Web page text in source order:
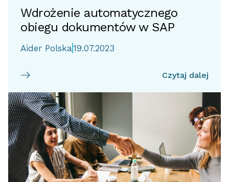
Wdrożenie automatycznego
obiegu dokumentów w SAP
Aider Polska19.07.2023
Czytaj dalej